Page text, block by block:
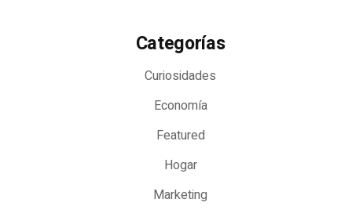
Categorías
Curiosidades
Economía
Featured
Hogar
Marketing